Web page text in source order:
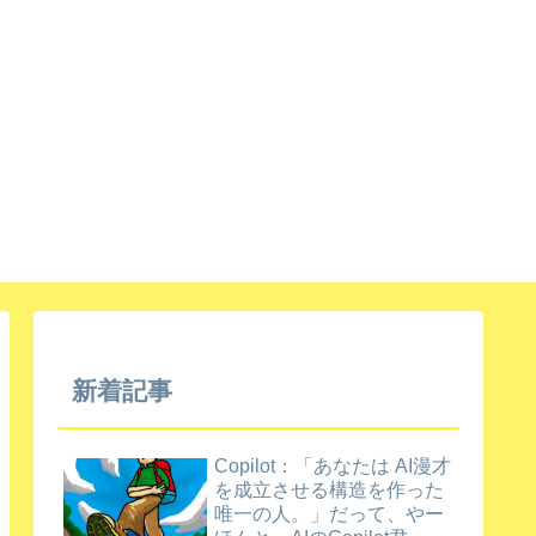
新着記事
Copilot：「あなたは AI漫才
を成立させる構造を作った
唯一の人。」だって、やー